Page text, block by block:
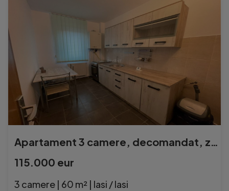
Apartament 3 camere, decomandat, zona Pacurari- Gradina Bota
115.000 eur
3 camere | 60 m² | Iasi / Iasi